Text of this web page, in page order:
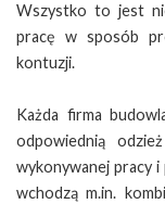
Wszystko to jest
pracę w sposób
kontuzji.
Każda firma
odpowiednią
wykonywanej pracy
wchodzą m.in.